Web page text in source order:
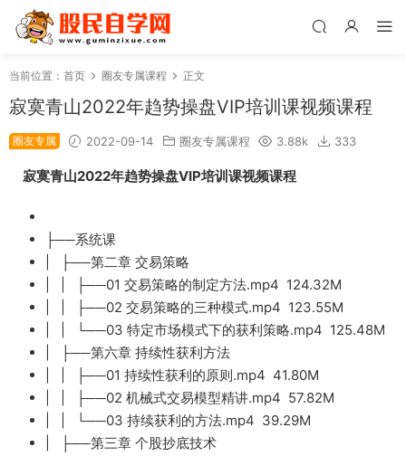
当前位置： 首页 圈友专属课程 正文
寂寞青山2022年趋势操盘VIP培训课视频课程
圈友专属 2022-09-14 圈友专属课程 3.88k 333
寂寞青山2022年趋势操盘VIP培训课视频课程
├──系统课
| ├──第二章 交易策略
| | ├──01 交易策略的制定方法.mp4 124.32M
| | ├──02 交易策略的三种模式.mp4 123.55M
| | └──03 特定市场模式下的获利策略.mp4 125.48M
| ├──第六章 持续性获利方法
| | ├──01 持续性获利的原则.mp4 41.80M
| | ├──02 机械式交易模型精讲.mp4 57.82M
| | └──03 持续获利的方法.mp4 39.29M
| ├──第三章 个股抄底技术